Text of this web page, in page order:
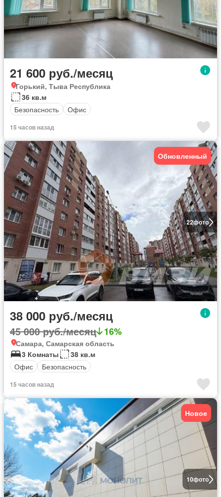
21 600 руб./месяц
Горький, Тыва Республика
36 кв.м
Безопасность
Офис
15 часов назад
22фото
Обновленный
38 000 руб./месяц
45 000 руб./месяц 16%
Самара, Самарская область
3 Комнаты
38 кв.м
Офис
Безопасность
15 часов назад
10фото
Новое